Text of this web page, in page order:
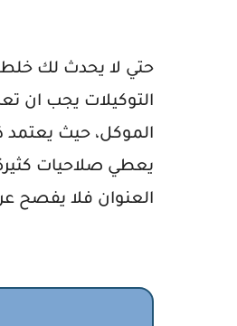
حتي لا يحدث لك خلط
التوكيلات يجب ان
الموكل، حيث
يعطي صلاحيات
العنوان فلا يفصح